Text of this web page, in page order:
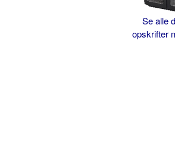
Se alle
opskrifter